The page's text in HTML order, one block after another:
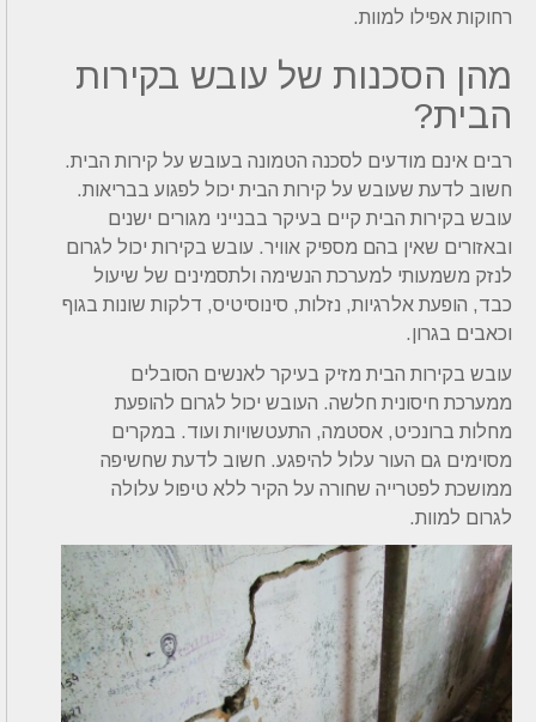
רחוקות אפילו למוות.
מהן הסכנות של עובש בקירות
הבית?
רבים אינם מודעים לסכנה הטמונה בעובש על קירות הבית.
חשוב לדעת שעובש על קירות הבית יכול לפגוע בבריאות.
עובש בקירות הבית קיים בעיקר בבנייני מגורים ישנים
ובאזורים שאין בהם מספיק אוויר. עובש בקירות יכול לגרום
לנזק משמעותי למערכת הנשימה ולתסמינים של שיעול
כבד, הופעת אלרגיות, נזלות, סינוסיטיס, דלקות שונות בגוף
וכאבים בגרון.
עובש בקירות הבית מזיק בעיקר לאנשים הסובלים
ממערכת חיסונית חלשה. העובש יכול לגרום להופעת
מחלות ברונכיט, אסטמה, התעטשויות ועוד. במקרים
מסוימים גם העור עלול להיפגע. חשוב לדעת שחשיפה
ממושכת לפטרייה שחורה על הקיר ללא טיפול עלולה
לגרום למוות.